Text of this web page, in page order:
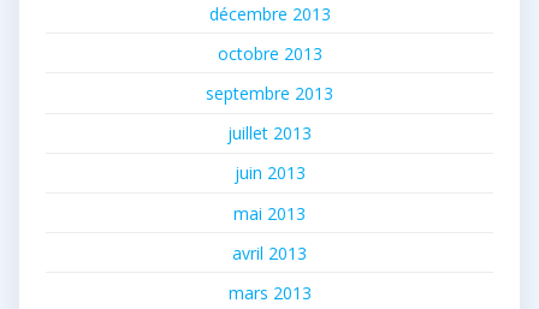
décembre 2013
octobre 2013
septembre 2013
juillet 2013
juin 2013
mai 2013
avril 2013
mars 2013